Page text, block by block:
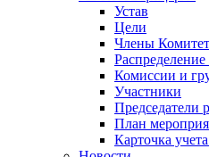
Устав
Цели
Члены
Комиссии и
Участники
Председатели
План
Карточка